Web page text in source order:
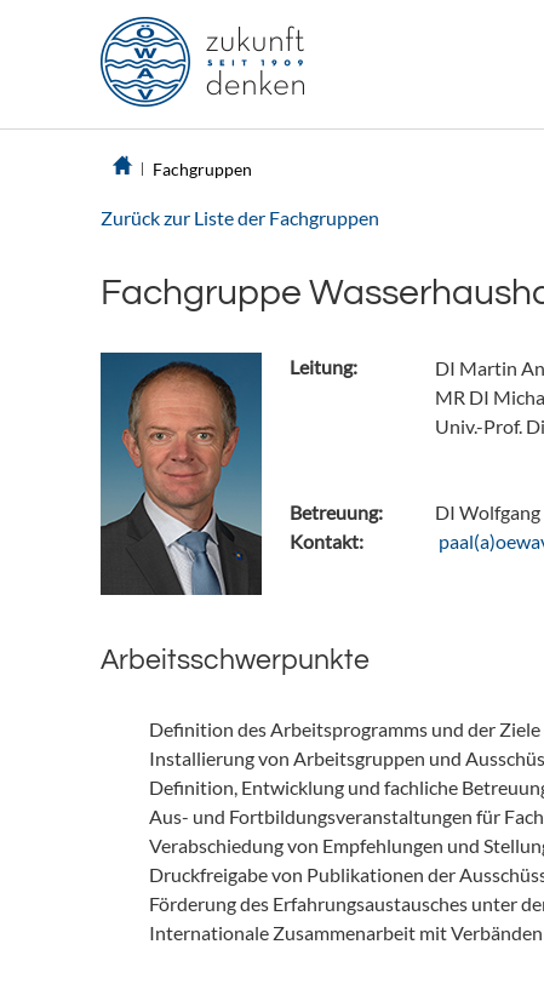
Fachgruppen
Zurück zur Liste der Fachgruppen
Fachgruppe
Leitung:
DI Martin
MR DI
Univ.-Prof.
Betreuung:
DI Wolfgang
Kontakt:
Arbeitsschwerpunkte
Definition des Arbeitsprogramms und der
Installierung von Arbeitsgruppen und
Definition, Entwicklung und fachliche
Aus- und Fortbildungsveranstaltungen für
Verabschiedung von Empfehlungen und
Druckfreigabe von Publikationen der
Förderung des Erfahrungsaustausches unter
Internationale Zusammenarbeit mit